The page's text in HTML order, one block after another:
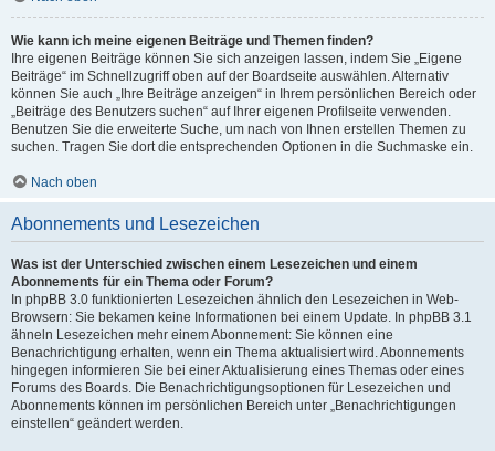
Wie kann ich meine eigenen Beiträge und Themen finden?
Ihre eigenen Beiträge können Sie sich anzeigen lassen, indem Sie „Eigene
Beiträge“ im Schnellzugriff oben auf der Boardseite auswählen. Alternativ
können Sie auch „Ihre Beiträge anzeigen“ in Ihrem persönlichen Bereich oder
„Beiträge des Benutzers suchen“ auf Ihrer eigenen Profilseite verwenden.
Benutzen Sie die erweiterte Suche, um nach von Ihnen erstellen Themen zu
suchen. Tragen Sie dort die entsprechenden Optionen in die Suchmaske ein.
Nach oben
Abonnements und Lesezeichen
Was ist der Unterschied zwischen einem Lesezeichen und einem
Abonnements für ein Thema oder Forum?
In phpBB 3.0 funktionierten Lesezeichen ähnlich den Lesezeichen in Web-
Browsern: Sie bekamen keine Informationen bei einem Update. In phpBB 3.1
ähneln Lesezeichen mehr einem Abonnement: Sie können eine
Benachrichtigung erhalten, wenn ein Thema aktualisiert wird. Abonnements
hingegen informieren Sie bei einer Aktualisierung eines Themas oder eines
Forums des Boards. Die Benachrichtigungsoptionen für Lesezeichen und
Abonnements können im persönlichen Bereich unter „Benachrichtigungen
einstellen“ geändert werden.